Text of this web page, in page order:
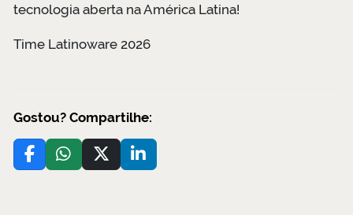
tecnologia aberta na América Latina!
Time Latinoware 2026
Gostou? Compartilhe: